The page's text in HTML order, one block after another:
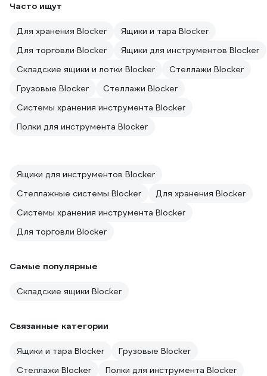
Часто ищут
Для хранения Blocker
Ящики и тара Blocker
Для торговли Blocker
Ящики для инструментов Blocker
Складские ящики и лотки Blocker
Стеллажи Blocker
Грузовые Blocker
Стеллажи Blocker
Системы хранения инструмента Blocker
Полки для инструмента Blocker
Ящики для инструментов Blocker
Стеллажные системы Blocker
Для хранения Blocker
Системы хранения инструмента Blocker
Для торговли Blocker
Самые популярные
Складские ящики Blocker
Связанные категории
Ящики и тара Blocker
Грузовые Blocker
Стеллажи Blocker
Полки для инструмента Blocker